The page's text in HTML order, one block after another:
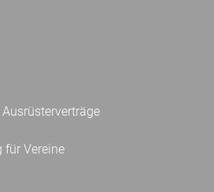
für Vereine